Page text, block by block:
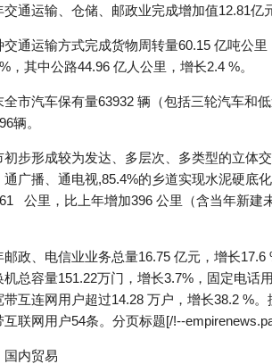
交通运输、仓储、邮政业完成增加值12.81亿
交通运输方式完成货物周转量60.15 亿吨公
，其中公路44.96 亿人公里，增长2.4 %。
全市汽车保有量63932 辆（包括三轮汽车和
辆。
初步形成较为发达、多层次、多类型的立体
通广播、通电视,85.4%的乡道实现水泥硬底
公里，比上年增加396 公里（含当年新建
邮政、电信业业务总量16.75 亿元，增长
机总容量151.22万门，增长3.7%，固定电话
带互连网用户超过14.28 万户，增长38.2 %
互联网用户54条。分页标题[/!--
国内贸易